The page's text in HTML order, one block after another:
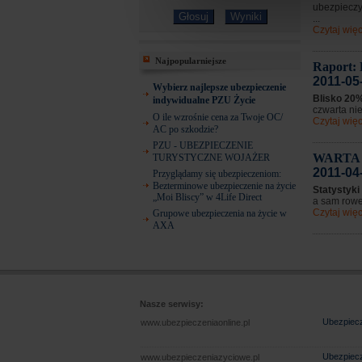
Najpopularniejsze
Wybierz najlepsze ubezpieczenie
indywidualne PZU Życie
O ile wzrośnie cena za Twoje OC/
AC po szkodzie?
PZU - UBEZPIECZENIE
TURYSTYCZNE WOJAŻER
Przyglądamy się ubezpieczeniom:
Bezterminowe ubezpieczenie na życie
„Moi Bliscy” w 4Life Direct
Grupowe ubezpieczenia na życie w
AXA
...
Czytaj
Raport:
2011-
Blisko
czwarta
Czytaj
WARTA
2011-
Statystyki
a sam
Czytaj
Nasze serwisy:
www.ubezpieczeniaonline.pl
www.ubezpieczeniazyciowe.pl